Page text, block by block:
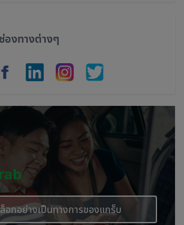
องทางต่างๆ
อกอย่างเป็นทางการของแกร็บ